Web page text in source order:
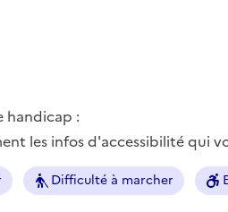
handicap :
les infos d'accessibilité qui
Difficulté à marcher